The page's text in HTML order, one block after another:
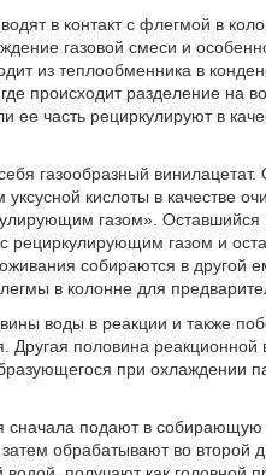
в контакт с флегмой в
газовой смеси и
из теплообменника в
происходит разделение на
ее часть рециркулируют в
газообразный винилацетат.
кислоты в качестве
газом». Оставшийся
рециркулирующим газом и
собираются в другой
в колонне для
воды в реакции и также
Другая половина
при охлаждении
сначала подают в собирающую
обрабатывают во второй